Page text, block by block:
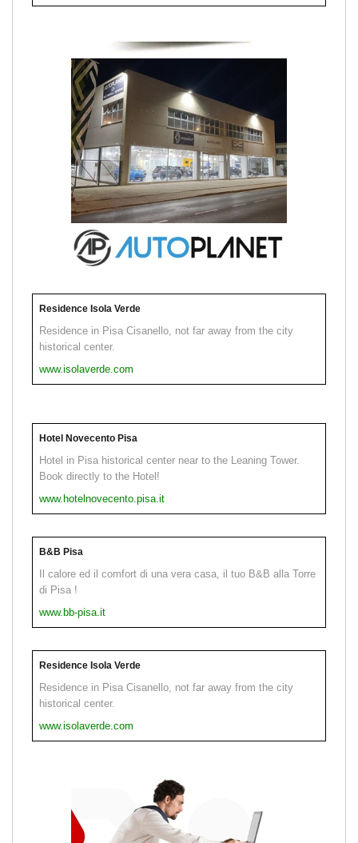
Residence Isola Verde
Residence in Pisa Cisanello, not far away from the city
historical center.
www.isolaverde.com
Hotel Novecento Pisa
Hotel in Pisa historical center near to the Leaning Tower.
Book directly to the Hotel!
www.hotelnovecento.pisa.it
B&B Pisa
Il calore ed il comfort di una vera casa, il tuo B&B alla Torre
di Pisa !
www.bb-pisa.it
Residence Isola Verde
Residence in Pisa Cisanello, not far away from the city
historical center.
www.isolaverde.com